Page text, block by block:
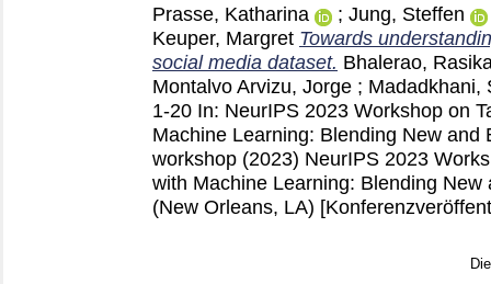
Prasse, Katharina ; Jung, Steffen
Keuper, Margret Towards
social media dataset. Bhalerao,
Montalvo Arvizu, Jorge ; Madadkhani,
1-20 In: NeurIPS 2023 Workshop on
Machine Learning: Blending New and
workshop (2023) NeurIPS 2023
with Machine Learning: Blending
(New Orleans, LA)